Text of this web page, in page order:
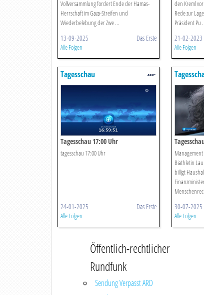
Vollversammlung fordert Ende der Hamas-
Herrschaft im Gaza-Streifen und
Wiederbelebung der Zwe ...
13-09-2025 Das Erste
Alle Folgen
den Kreml
Rede zur
Präsident Pu
21-02-2023
Alle Folgen
Tagesschau
Tagesschau 17:00 Uhr
tagesschau 17:00 Uhr
24-01-2025 Das Erste
Alle Folgen
Biathletin
billigt
30-07-2025
Alle Folgen
Öffentlich-rechtlicher
Rundfunk
Sendung Verpasst ARD